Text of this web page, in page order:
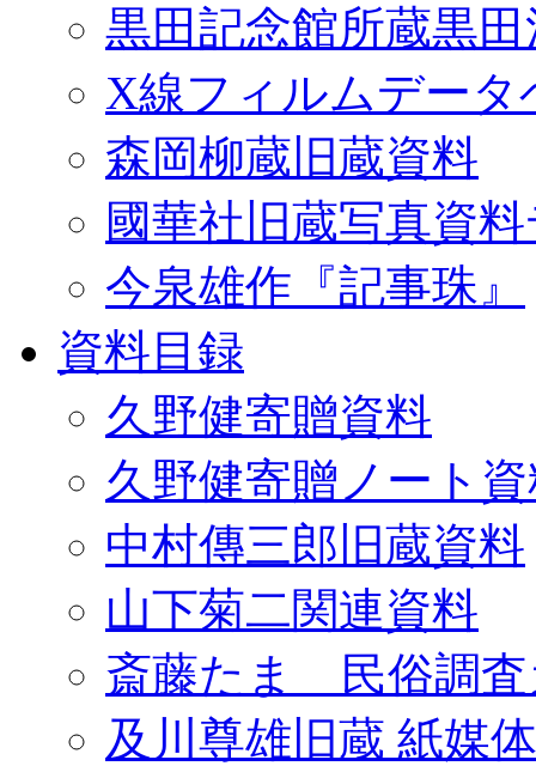
黒田記念館所蔵黒
X線フィルムデータ
森岡柳蔵旧蔵資料
國華社旧蔵写真資
今泉雄作『記事珠』
資料目録
久野健寄贈資料
久野健寄贈ノート
中村傳三郎旧蔵資料
山下菊二関連資料
斎藤たま 民俗調査
及川尊雄旧蔵 紙媒